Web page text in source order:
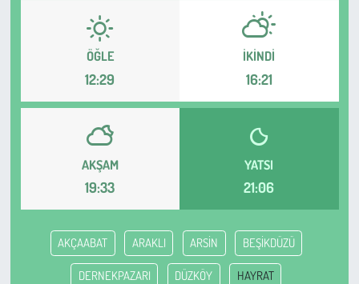
ÖĞLE
12:29
İKINDI
16:21
AKŞAM
19:33
YATSI
21:06
AKÇAABAT ARAKLI ARSİN BEŞİKDÜZÜ
DERNEKPAZARI DÜZKÖY HAYRAT
Kültür Sanat
Bilim - Teknoloji
İnsan Hakları
Hayvan Hakları
Günün İçinden